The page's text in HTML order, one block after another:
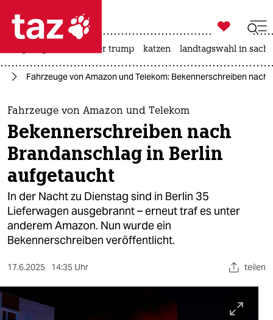
 taz zahl ich
taz zahl ich
themen
politik
öko
gesellschaft
kultur
sport
berlin
nord

taz zahl ich
usa unter trump katzen landtagswahl in
Fahrzeuge von Amazon und Telekom: Bekennerschreiben
Fahrzeuge von Amazon und Telekom
Bekennerschreiben nach
Brandanschlag in Berlin
aufgetaucht
In der Nacht zu Dienstag sind in Berlin 35
Lieferwagen ausgebrannt – erneut traf es unter
anderem Amazon. Nun wurde ein
Bekennerschreiben veröffentlicht.
17.6.2025 14:35 Uhr teilen